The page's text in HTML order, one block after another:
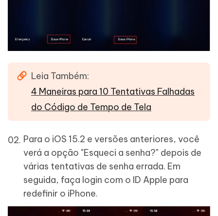
Leia Também:
4 Maneiras para 10 Tentativas Falhadas
do Código de Tempo de Tela
Para o iOS 15.2 e versões anteriores, você
verá a opção "Esqueci a senha?" depois de
várias tentativas de senha errada. Em
seguida, faça login com o ID Apple para
redefinir o iPhone.